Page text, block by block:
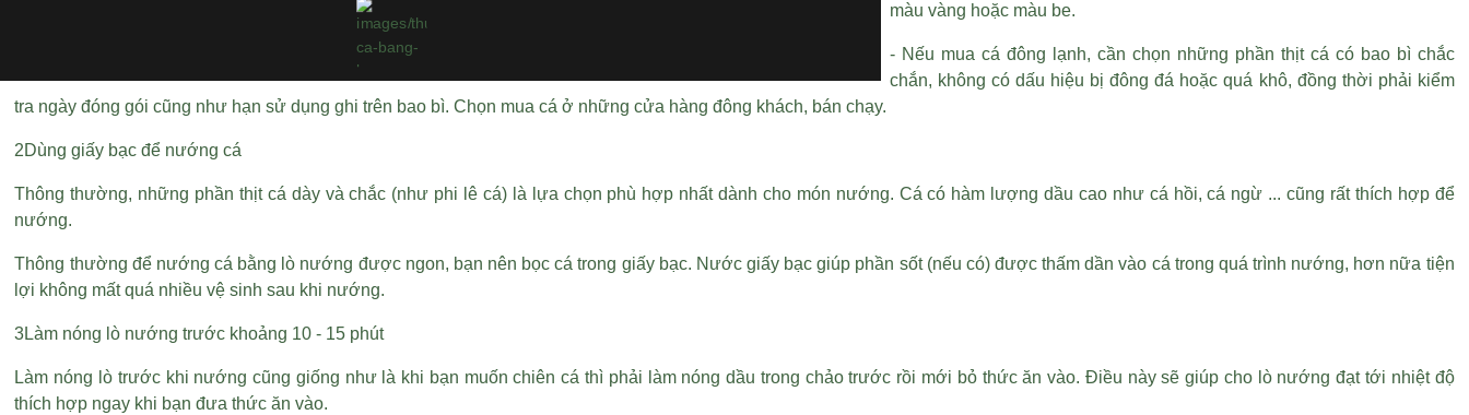
màu vàng hoặc màu be.
- Nếu mua cá đông lạnh, cần chọn những phần thịt cá có bao bì chắc
chắn, không có dấu hiệu bị đông đá hoặc quá khô, đồng thời phải kiểm
tra ngày đóng gói cũng như hạn sử dụng ghi trên bao bì. Chọn mua cá ở những cửa hàng đông khách, bán chạy.
2Dùng giấy bạc để nướng cá
Thông thường, những phần thịt cá dày và chắc (như phi lê cá) là lựa chọn phù hợp nhất dành cho món nướng. Cá có hàm lượng dầu cao như cá hồi, cá ngừ ... cũng rất thích hợp để
nướng.
Thông thường để nướng cá bằng lò nướng được ngon, bạn nên bọc cá trong giấy bạc. Nước giấy bạc giúp phần sốt (nếu có) được thấm dần vào cá trong quá trình nướng, hơn nữa tiện
lợi không mất quá nhiều vệ sinh sau khi nướng.
3Làm nóng lò nướng trước khoảng 10 - 15 phút
Làm nóng lò trước khi nướng cũng giống như là khi bạn muốn chiên cá thì phải làm nóng dầu trong chảo trước rồi mới bỏ thức ăn vào. Điều này sẽ giúp cho lò nướng đạt tới nhiệt độ
thích hợp ngay khi bạn đưa thức ăn vào.